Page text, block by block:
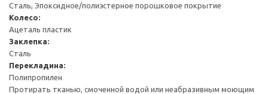
Сталь, Эпоксидное/полиэстерное порошковое покрытие
Колесо:
Ацеталь пластик
Заклепка:
Сталь
Перекладина:
Полипропилен
Протирать тканью, смоченной водой или неабразивным моющим